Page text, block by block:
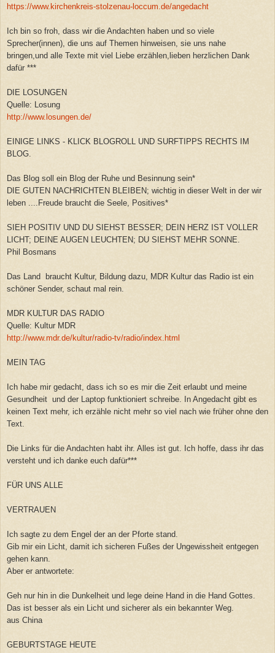
https://www.kirchenkreis-stolzenau-loccum.de/angedacht
Ich bin so froh, dass wir die Andachten haben und so viele
Sprecher(innen), die uns auf Themen hinweisen, sie uns nahe
bringen,und alle Texte mit viel Liebe erzählen,lieben herzlichen Dank
dafür ***
DIE LOSUNGEN
Quelle: Losung
http://www.losungen.de/
EINIGE LINKS - KLICK BLOGROLL UND SURFTIPPS RECHTS IM
BLOG.
Das Blog soll ein Blog der Ruhe und Besinnung sein*
DIE GUTEN NACHRICHTEN BLEIBEN; wichtig in dieser Welt in der wir
leben ....Freude braucht die Seele, Positives*
SIEH POSITIV UND DU SIEHST BESSER; DEIN HERZ IST VOLLER
LICHT; DEINE AUGEN LEUCHTEN; DU SIEHST MEHR SONNE.
Phil Bosmans
Das Land braucht Kultur, Bildung dazu, MDR Kultur das Radio ist ein
schöner Sender, schaut mal rein.
MDR KULTUR DAS RADIO
Quelle: Kultur MDR
http://www.mdr.de/kultur/radio-tv/radio/index.html
MEIN TAG
Ich habe mir gedacht, dass ich so es mir die Zeit erlaubt und meine
Gesundheit und der Laptop funktioniert schreibe. In Angedacht gibt es
keinen Text mehr, ich erzähle nicht mehr so viel nach wie früher ohne den
Text.
Die Links für die Andachten habt ihr. Alles ist gut. Ich hoffe, dass ihr das
versteht und ich danke euch dafür***
FÜR UNS ALLE
VERTRAUEN
Ich sagte zu dem Engel der an der Pforte stand.
Gib mir ein Licht, damit ich sicheren Fußes der Ungewissheit entgegen
gehen kann.
Aber er antwortete:
Geh nur hin in die Dunkelheit und lege deine Hand in die Hand Gottes.
Das ist besser als ein Licht und sicherer als ein bekannter Weg.
aus China
GEBURTSTAGE HEUTE